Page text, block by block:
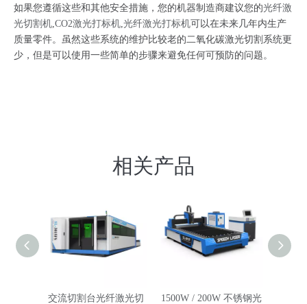
如果您遵循这些和其他安全措施，您的机器制造商建议您的光纤激
光切割机,CO2激光打标机,光纤激光打标机可以在未来几年内生产
质量零件。虽然这些系统的维护比较老的二氧化碳激光切割系统更
少，但是可以使用一些简单的步骤来避免任何可预防的问题。
相关产品
交流切割台光纤激光切
1500W / 200W 不锈钢光